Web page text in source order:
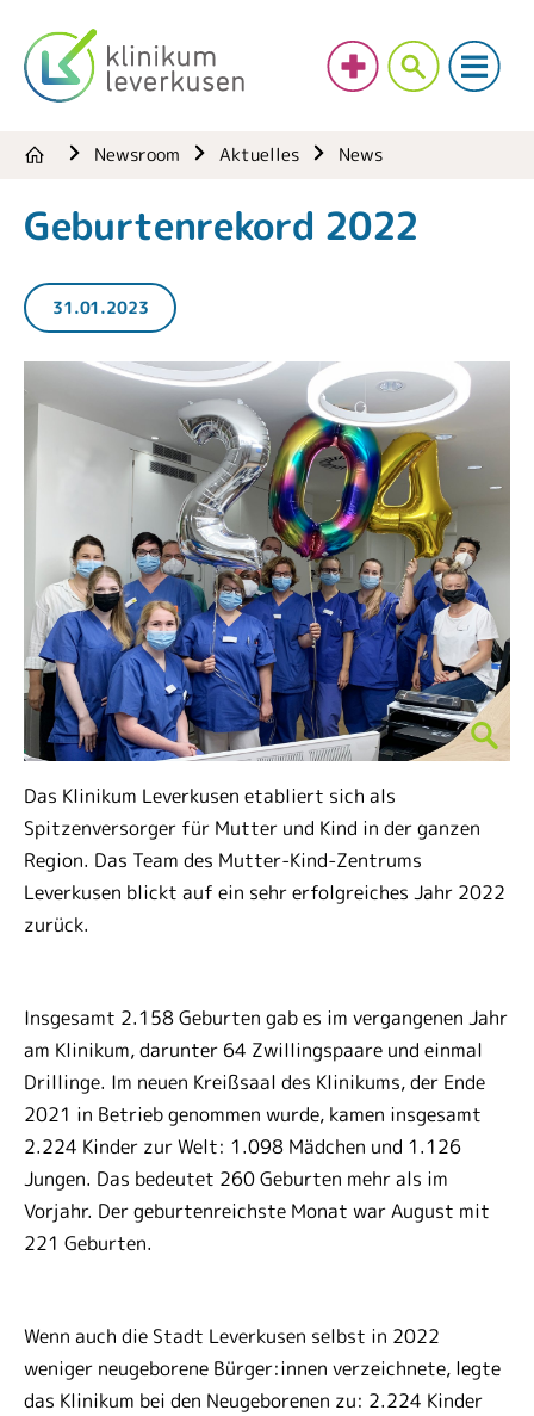
Newsroom Aktuelles News
Geburtenrekord 2022
31.01.2023
Das Klinikum Leverkusen etabliert sich als
Spitzenversorger für Mutter und Kind in der ganzen
Region. Das Team des Mutter-Kind-Zentrums
Leverkusen blickt auf ein sehr erfolgreiches Jahr 2022
zurück.
Insgesamt 2.158 Geburten gab es im vergangenen Jahr
am Klinikum, darunter 64 Zwillingspaare und einmal
Drillinge. Im neuen Kreißsaal des Klinikums, der Ende
2021 in Betrieb genommen wurde, kamen insgesamt
2.224 Kinder zur Welt: 1.098 Mädchen und 1.126
Jungen. Das bedeutet 260 Geburten mehr als im
Vorjahr. Der geburtenreichste Monat war August mit
221 Geburten.
Wenn auch die Stadt Leverkusen selbst in 2022
weniger neugeborene Bürger:innen verzeichnete, legte
das Klinikum bei den Neugeborenen zu: 2.224 Kinder